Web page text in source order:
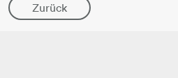
Zurück